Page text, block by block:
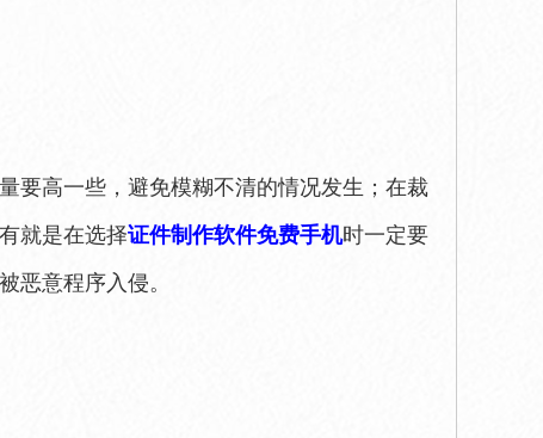
要高一些，避免模糊不清的情况发生；在裁
就是在选择证件制作软件免费手机时一定要
恶意程序入侵。